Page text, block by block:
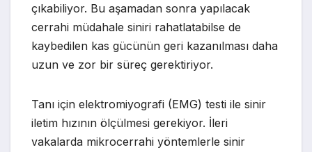
çıkabiliyor. Bu aşamadan sonra yapılacak
cerrahi müdahale siniri rahatlatabilse de
kaybedilen kas gücünün geri kazanılması daha
uzun ve zor bir süreç gerektiriyor.
Tanı için elektromiyografi (EMG) testi ile sinir
iletim hızının ölçülmesi gerekiyor. İleri
vakalarda mikrocerrahi yöntemlerle sinir